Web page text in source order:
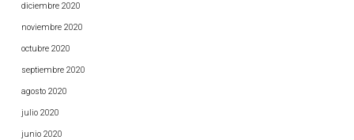
diciembre 2020
noviembre 2020
octubre 2020
septiembre 2020
agosto 2020
julio 2020
junio 2020